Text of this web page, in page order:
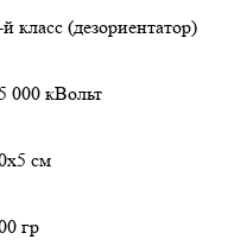
класс (дезориентатор)
000 кВольт
см
гр